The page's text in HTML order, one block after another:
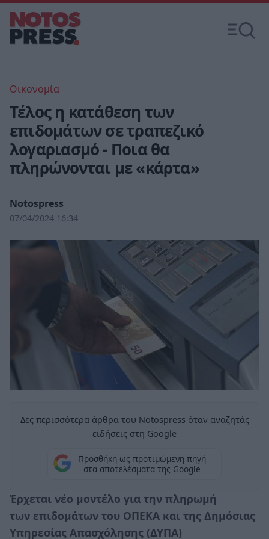
Οικονομία
Τέλος η κατάθεση των
επιδομάτων σε τραπεζικό
λογαριασμό - Ποια θα
πληρώνονται με «κάρτα»
Notospress
07/04/2024 16:34
Δες περισσότερα άρθρα του Notospress όταν αναζητάς
ειδήσεις στη Google
Προσθήκη ως προτιμώμενη πηγή
στα αποτελέσματα της Google
Έρχεται νέο μοντέλο για την πληρωμή
των επιδομάτων του ΟΠΕΚΑ και της Δημόσιας
Υπηρεσίας Απασχόλησης (ΔΥΠΑ)